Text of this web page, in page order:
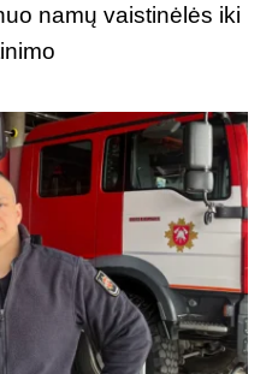
namų vaistinėlės iki